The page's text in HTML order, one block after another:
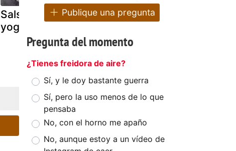
Salsa kebab de
yogur
Canapés de
aliño de yogur
Publique una pregunta
Pregunta del momento
¿Tienes freidora de aire?
Sí, y le doy bastante guerra
Sí, pero la uso menos de lo que
pensaba
No, con el horno me apaño
No, aunque estoy a un vídeo de